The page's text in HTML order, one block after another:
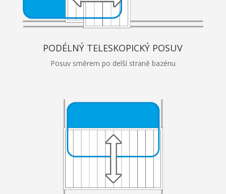
PODÉLNÝ TELESKOPICKÝ POSUV
Posuv směrem po delší straně bazénu